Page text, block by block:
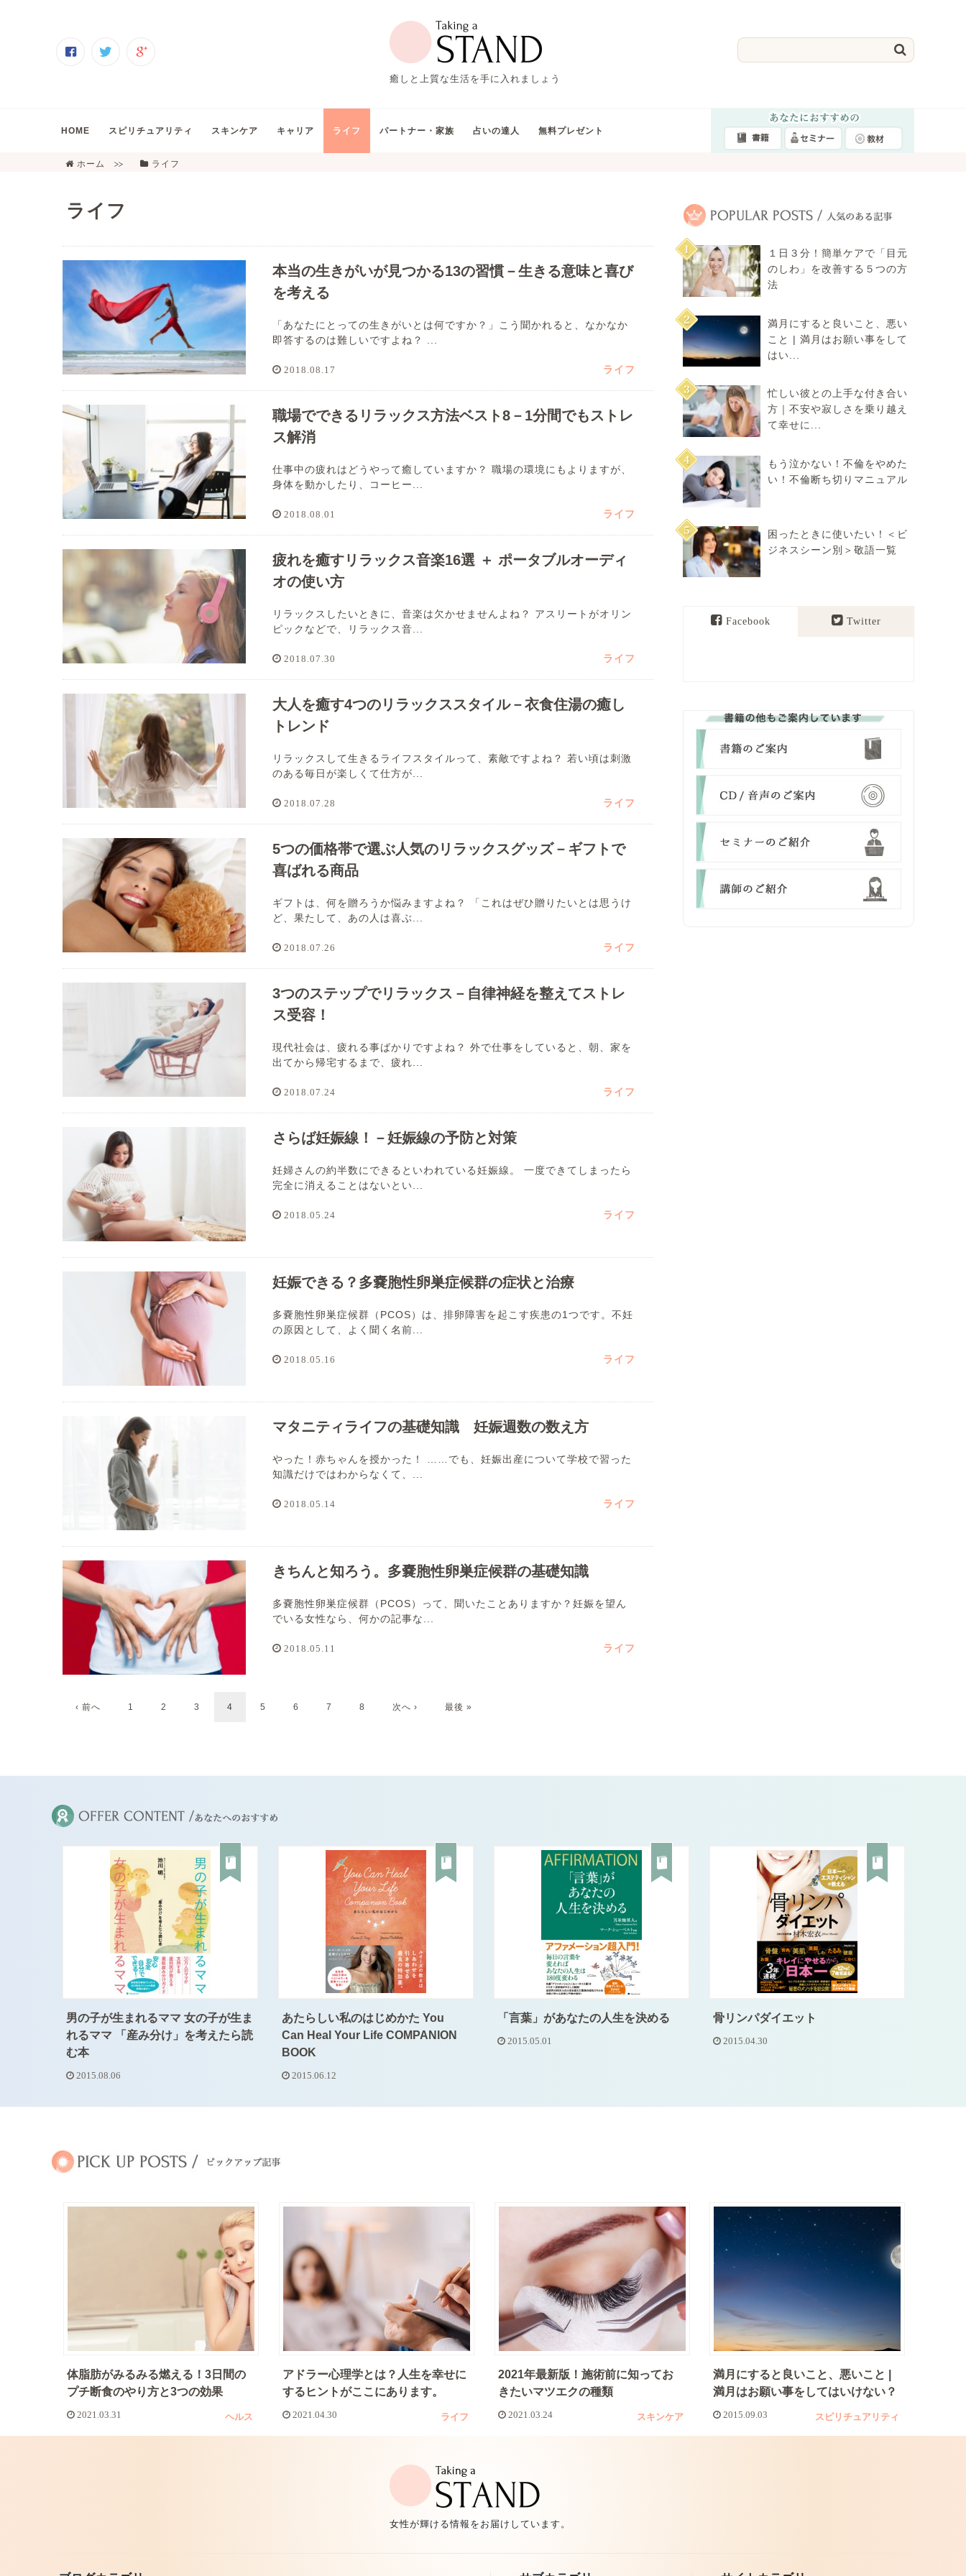
癒しと上質な生活を手に入れましょう

HOME スピリチュアリティ スキンケア キャリア ライフ パートナー・家族 占いの達人 無料プレゼント
ホーム ライフ
ライフ
本当の生きがいが見つかる13の習慣－生きる意味と喜び
を考える
「あなたにとっての生きがいとは何ですか？」こう聞かれると、なかなか
即答するのは難しいですよね？ ...
2018.08.17 ライフ
職場でできるリラックス方法ベスト8－1分間でもストレ
ス解消
仕事中の疲れはどうやって癒していますか？ 職場の環境にもよりますが、
身体を動かしたり、コーヒー...
2018.08.01 ライフ
疲れを癒すリラックス音楽16選 ＋ ポータブルオーディ
オの使い方
リラックスしたいときに、音楽は欠かせませんよね？ アスリートがオリン
ピックなどで、リラックス音...
2018.07.30 ライフ
大人を癒す4つのリラックススタイル－衣食住湯の癒し
トレンド
リラックスして生きるライフスタイルって、素敵ですよね？ 若い頃は刺激
のある毎日が楽しくて仕方が...
2018.07.28 ライフ
5つの価格帯で選ぶ人気のリラックスグッズ－ギフトで
喜ばれる商品
ギフトは、何を贈ろうか悩みますよね？ 「これはぜひ贈りたいとは思うけ
ど、果たして、あの人は喜ぶ...
2018.07.26 ライフ
3つのステップでリラックス－自律神経を整えてストレ
ス受容！
現代社会は、疲れる事ばかりですよね？ 外で仕事をしていると、朝、家を
出てから帰宅するまで、疲れ...
2018.07.24 ライフ
さらば妊娠線！－妊娠線の予防と対策
妊婦さんの約半数にできるといわれている妊娠線。 一度できてしまったら
完全に消えることはないとい...
2018.05.24 ライフ
妊娠できる？多嚢胞性卵巣症候群の症状と治療
多嚢胞性卵巣症候群（PCOS）は、排卵障害を起こす疾患の1つです。不妊
の原因として、よく聞く名前...
2018.05.16 ライフ
マタニティライフの基礎知識 妊娠週数の数え方
やった！赤ちゃんを授かった！ ……でも、妊娠出産について学校で習った
知識だけではわからなくて、...
2018.05.14 ライフ
きちんと知ろう。多嚢胞性卵巣症候群の基礎知識
多嚢胞性卵巣症候群（PCOS）って、聞いたことありますか？妊娠を望ん
でいる女性なら、何かの記事な...
2018.05.11 ライフ
‹ 前へ 1 2 3 4 5 6 7 8 次へ › 最後 »
１日３分！簡単ケアで「目元
のしわ」を改善する５つの方
法
満月にすると良いこと、悪い
こと | 満月はお願い事をして
はい...
忙しい彼との上手な付き合い
方｜不安や寂しさを乗り越え
て幸せに...
もう泣かない！不倫をやめた
い！不倫断ち切りマニュアル
困ったときに使いたい！＜ビ
ジネスシーン別＞敬語一覧
Facebook Twitter
男の子が生まれるママ 女の子が生ま
れるママ 「産み分け」を考えたら読
む本
2015.08.06
あたらしい私のはじめかた You
Can Heal Your Life COMPANION
BOOK
2015.06.12
「言葉」があなたの人生を決める
2015.05.01
骨リンパダイエット
2015.04.30
体脂肪がみるみる燃える！3日間の
プチ断食のやり方と3つの効果
2021.03.31 ヘルス
アドラー心理学とは？人生を幸せに
するヒントがここにあります。
2021.04.30 ライフ
2021年最新版！施術前に知ってお
きたいマツエクの種類
2021.03.24 スキンケア
満月にすると良いこと、悪いこと |
満月はお願い事をしてはいけない？
2015.09.03 スピリチュアリティ
女性が輝ける情報をお届けしています。